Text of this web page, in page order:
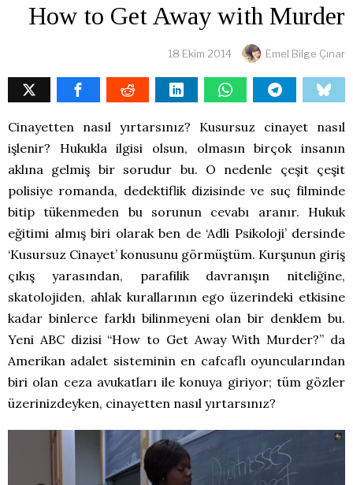
How to Get Away with Murder
18 Ekim 2014 Emel Bilge Çınar
Cinayetten nasıl yırtarsınız? Kusursuz cinayet nasıl
işlenir? Hukukla ilgisi olsun, olmasın birçok insanın
aklına gelmiş bir sorudur bu. O nedenle çeşit çeşit
polisiye romanda, dedektiflik dizisinde ve suç filminde
bitip tükenmeden bu sorunun cevabı aranır. Hukuk
eğitimi almış biri olarak ben de ‘Adli Psikoloji’ dersinde
‘Kusursuz Cinayet’ konusunu görmüştüm. Kurşunun giriş
çıkış yarasından, parafilik davranışın niteliğine,
skatolojiden, ahlak kurallarının ego üzerindeki etkisine
kadar binlerce farklı bilinmeyeni olan bir denklem bu.
Yeni ABC dizisi “How to Get Away With Murder?” da
Amerikan adalet sisteminin en cafcaflı oyuncularından
biri olan ceza avukatları ile konuya giriyor; tüm gözler
üzerinizdeyken, cinayetten nasıl yırtarsınız?